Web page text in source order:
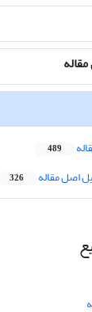
489
اصل مقاله 326